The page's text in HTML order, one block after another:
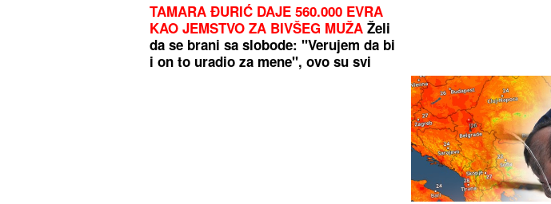
TAMARA ĐURIĆ DAJE 560.000 EVRA
KAO JEMSTVO ZA BIVŠEG MUŽA Želi
da se brani sa slobode: "Verujem da bi
i on to uradio za mene", ovo su svi